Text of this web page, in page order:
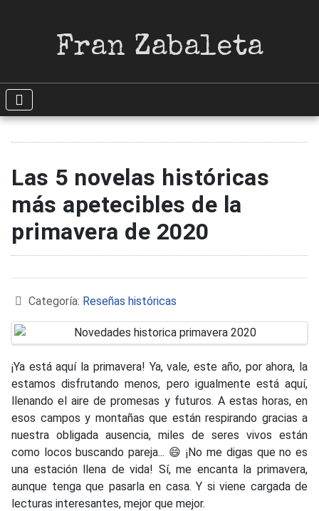
Fran Zabaleta
Las 5 novelas históricas
más apetecibles de la
primavera de 2020
Detalles
Categoría: Reseñas históricas
¡Ya está aquí la primavera! Ya, vale, este año, por ahora, la
estamos disfrutando menos, pero igualmente está aquí,
llenando el aire de promesas y futuros. A estas horas, en
esos campos y montañas que están respirando gracias a
nuestra obligada ausencia, miles de seres vivos están
como locos buscando pareja... 😄 ¡No me digas que no es
una estación llena de vida! Sí, me encanta la primavera,
aunque tenga que pasarla en casa. Y si viene cargada de
lecturas interesantes, mejor que mejor.